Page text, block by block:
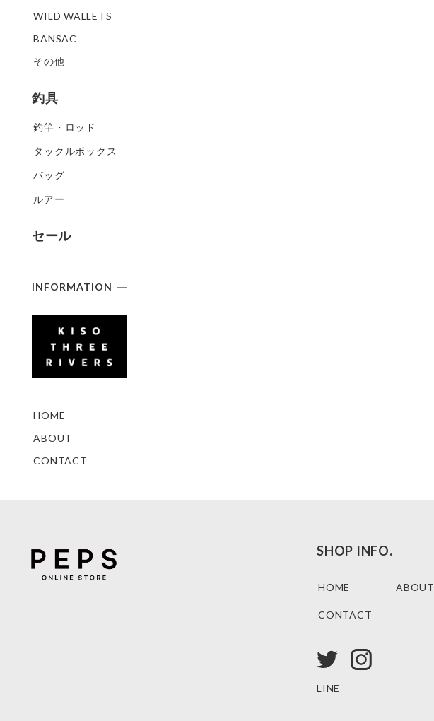
WILD WALLETS
BANSAC
その他
釣具
釣竿・ロッド
タックルボックス
バッグ
ルアー
セール
INFORMATION
HOME
ABOUT
CONTACT
SHOP INFO.
HOME ABOUT
CONTACT
LINE